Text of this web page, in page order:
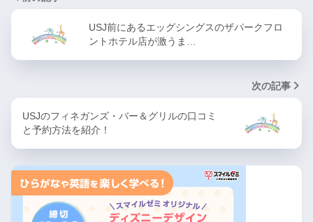
USJ前にあるエッグシングスのザパークフロ
ントホテル店が激うま…
次の記事
USJのフィネガンズ・バー＆グリルの口コミ
と予約方法を紹介！